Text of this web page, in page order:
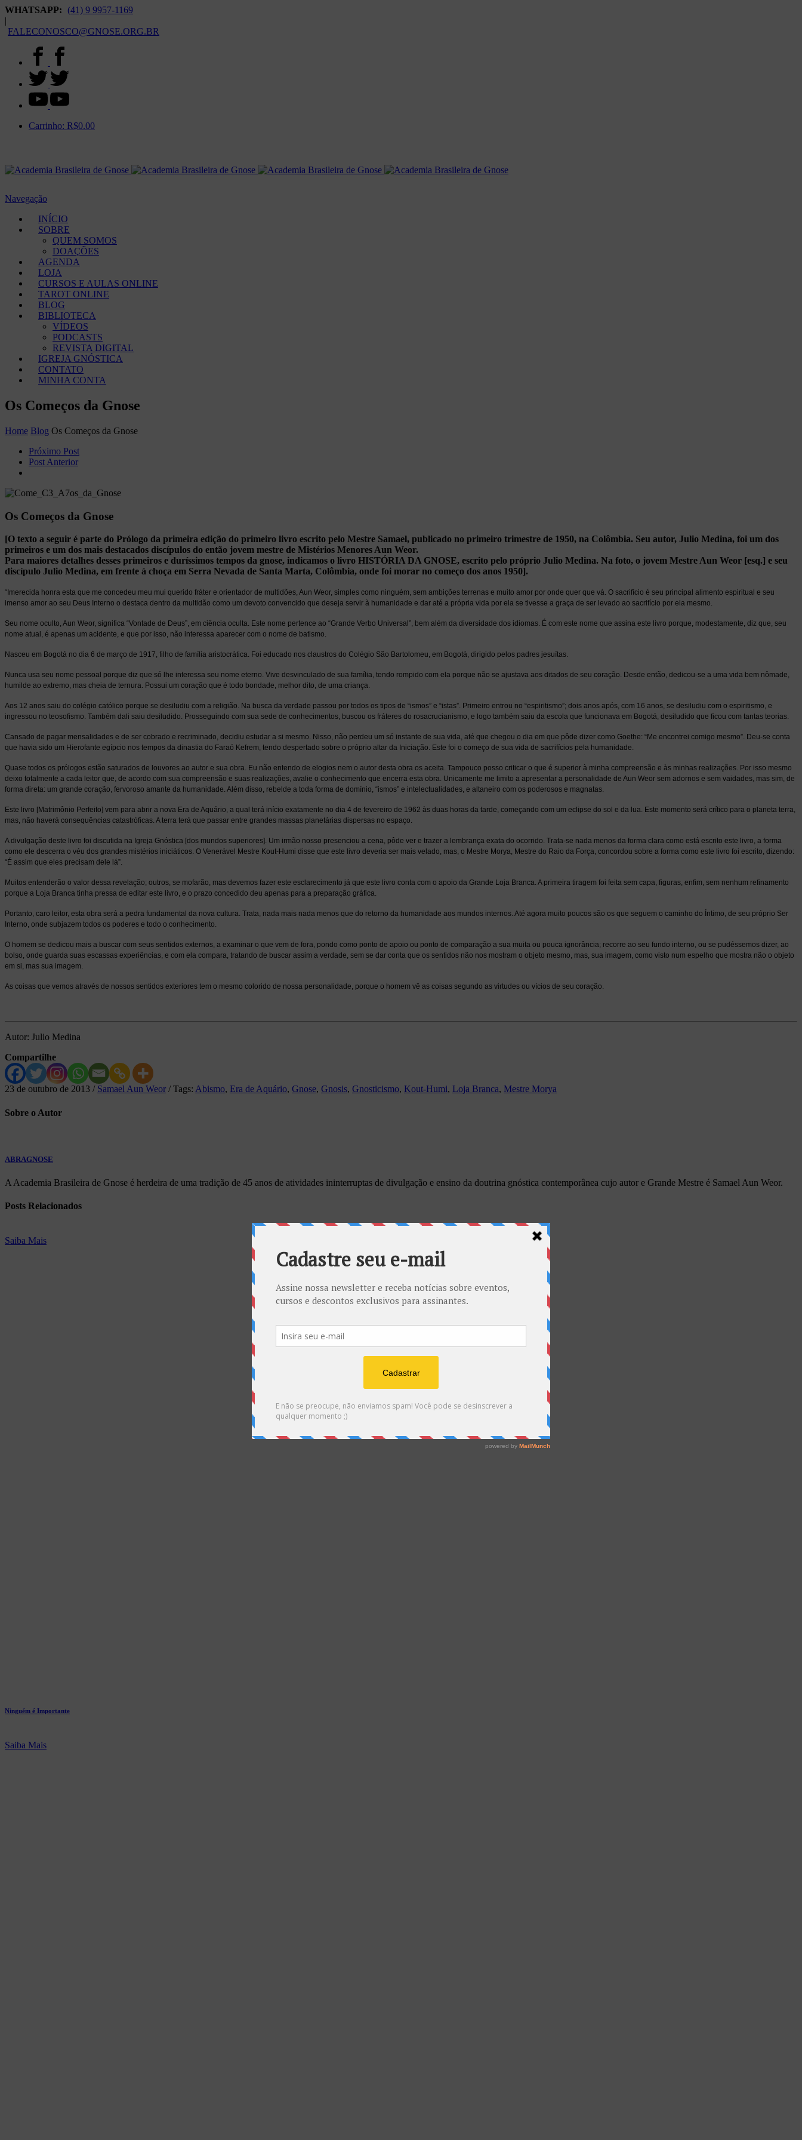
WHATSAPP:
(41) 9 9957-1169
|
FALECONOSCO@GNOSE.ORG.BR
Carrinho: R$0.00
Navegação
INÍCIO
SOBRE
QUEM SOMOS
DOAÇÕES
AGENDA
LOJA
CURSOS E AULAS ONLINE
TAROT ONLINE
BLOG
BIBLIOTECA
VÍDEOS
PODCASTS
REVISTA DIGITAL
IGREJA GNÓSTICA
CONTATO
MINHA CONTA
Os Começos da Gnose
Home Blog Os Começos da Gnose
Próximo Post
Post Anterior
Os Começos da Gnose
[O texto a seguir é parte do Prólogo da primeira edição do primeiro livro escrito pelo Mestre Samael, publicado no primeiro trimestre de 1950, na Colômbia. Seu autor, Julio Medina, foi um dos
primeiros e um dos mais destacados discípulos do então jovem mestre de Mistérios Menores Aun Weor.
Para maiores detalhes desses primeiros e duríssimos tempos da gnose, indicamos o livro HISTÓRIA DA GNOSE, escrito pelo próprio Julio Medina. Na foto, o jovem Mestre Aun Weor [esq.] e seu
discípulo Julio Medina, em frente à choça em Serra Nevada de Santa Marta, Colômbia, onde foi morar no começo dos anos 1950].
“Imerecida honra esta que me concedeu meu mui querido fráter e orientador de multidões, Aun Weor, simples como ninguém, sem ambições terrenas e muito amor por onde quer que vá. O sacrifício é seu principal alimento espiritual e seu
imenso amor ao seu Deus Interno o destaca dentro da multidão como um devoto convencido que deseja servir à humanidade e dar até a própria vida por ela se tivesse a graça de ser levado ao sacrifício por ela mesmo.
Seu nome oculto, Aun Weor, significa “Vontade de Deus”, em ciência oculta. Este nome pertence ao “Grande Verbo Universal”, bem além da diversidade dos idiomas. É com este nome que assina este livro porque, modestamente, diz que, seu
nome atual, é apenas um acidente, e que por isso, não interessa aparecer com o nome de batismo.
Nasceu em Bogotá no dia 6 de março de 1917, filho de família aristocrática. Foi educado nos claustros do Colégio São Bartolomeu, em Bogotá, dirigido pelos padres jesuítas.
Nunca usa seu nome pessoal porque diz que só lhe interessa seu nome eterno. Vive desvinculado de sua família, tendo rompido com ela porque não se ajustava aos ditados de seu coração. Desde então, dedicou-se a uma vida bem nômade,
humilde ao extremo, mas cheia de ternura. Possui um coração que é todo bondade, melhor dito, de uma criança.
Aos 12 anos saiu do colégio católico porque se desiludiu com a religião. Na busca da verdade passou por todos os tipos de “ismos” e “istas”. Primeiro entrou no “espiritismo”; dois anos após, com 16 anos, se desiludiu com o espiritismo, e
ingressou no teosofismo. Também dali saiu desiludido. Prosseguindo com sua sede de conhecimentos, buscou os fráteres do rosacrucianismo, e logo também saiu da escola que funcionava em Bogotá, desiludido que ficou com tantas teorias.
Cansado de pagar mensalidades e de ser cobrado e recriminado, decidiu estudar a si mesmo. Nisso, não perdeu um só instante de sua vida, até que chegou o dia em que pôde dizer como Goethe: “Me encontrei comigo mesmo”. Deu-se conta
que havia sido um Hierofante egípcio nos tempos da dinastia do Faraó Kefrem, tendo despertado sobre o próprio altar da Iniciação. Este foi o começo de sua vida de sacrifícios pela humanidade.
Quase todos os prólogos estão saturados de louvores ao autor e sua obra. Eu não entendo de elogios nem o autor desta obra os aceita. Tampouco posso criticar o que é superior à minha compreensão e às minhas realizações. Por isso mesmo
deixo totalmente a cada leitor que, de acordo com sua compreensão e suas realizações, avalie o conhecimento que encerra esta obra. Unicamente me limito a apresentar a personalidade de Aun Weor sem adornos e sem vaidades, mas sim, de
forma direta: um grande coração, fervoroso amante da humanidade. Além disso, rebelde a toda forma de domínio, “ismos” e intelectualidades, e altaneiro com os poderosos e magnatas.
Este livro [Matrimônio Perfeito] vem para abrir a nova Era de Aquário, a qual terá início exatamente no dia 4 de fevereiro de 1962 às duas horas da tarde, começando com um eclipse do sol e da lua. Este momento será crítico para o planeta terra,
mas, não haverá consequências catastróficas. A terra terá que passar entre grandes massas planetárias dispersas no espaço.
A divulgação deste livro foi discutida na Igreja Gnóstica [dos mundos superiores]. Um irmão nosso presenciou a cena, pôde ver e trazer a lembrança exata do ocorrido. Trata-se nada menos da forma clara como está escrito este livro, a forma
como ele descerra o véu dos grandes mistérios iniciáticos. O Venerável Mestre Kout-Humi disse que este livro deveria ser mais velado, mas, o Mestre Morya, Mestre do Raio da Força, concordou sobre a forma como este livro foi escrito, dizendo:
“É assim que eles precisam dele lá”.
Muitos entenderão o valor dessa revelação; outros, se mofarão, mas devemos fazer este esclarecimento já que este livro conta com o apoio da Grande Loja Branca. A primeira tiragem foi feita sem capa, figuras, enfim, sem nenhum refinamento
porque a Loja Branca tinha pressa de editar este livro, e o prazo concedido deu apenas para a preparação gráfica.
Portanto, caro leitor, esta obra será a pedra fundamental da nova cultura. Trata, nada mais nada menos que do retorno da humanidade aos mundos internos. Até agora muito poucos são os que seguem o caminho do Íntimo, de seu próprio Ser
Interno, onde subjazem todos os poderes e todo o conhecimento.
O homem se dedicou mais a buscar com seus sentidos externos, a examinar o que vem de fora, pondo como ponto de apoio ou ponto de comparação a sua muita ou pouca ignorância; recorre ao seu fundo interno, ou se pudéssemos dizer, ao
bolso, onde guarda suas escassas experiências, e com ela compara, tratando de buscar assim a verdade, sem se dar conta que os sentidos não nos mostram o objeto mesmo, mas, sua imagem, como visto num espelho que mostra não o objeto
em si, mas sua imagem.
As coisas que vemos através de nossos sentidos exteriores tem o mesmo colorido de nossa personalidade, porque o homem vê as coisas segundo as virtudes ou vícios de seu coração.
Autor: Julio Medina
Compartilhe
23 de outubro de 2013 / Samael Aun Weor / Tags: Abismo, Era de Aquário, Gnose, Gnosis, Gnosticismo, Kout-Humi, Loja Branca, Mestre Morya
Sobre o Autor
ABRAGNOSE
A Academia Brasileira de Gnose é herdeira de uma tradição de 45 anos de atividades ininterruptas de divulgação e ensino da doutrina gnóstica contemporânea cujo autor e Grande Mestre é Samael Aun Weor.
Posts Relacionados
Saiba Mais
Ninguém é Importante
Saiba Mais